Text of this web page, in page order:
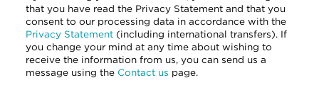
that you have read the Privacy Statement and that you
consent to our processing data in accordance with the
Privacy Statement (including international transfers). If
you change your mind at any time about wishing to
receive the information from us, you can send us a
message using the Contact us page.